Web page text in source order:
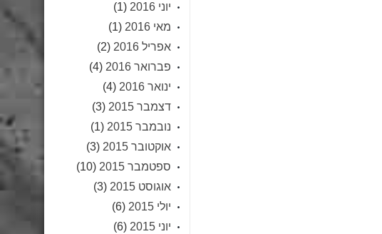
יוני 2016
(1)
מאי 2016
(1)
אפריל 2016
(2)
פברואר 2016
(4)
ינואר 2016
(4)
דצמבר 2015
(3)
נובמבר 2015
(1)
אוקטובר 2015
(3)
ספטמבר 2015
(10)
אוגוסט 2015
(3)
יולי 2015
(6)
יוני 2015
(6)